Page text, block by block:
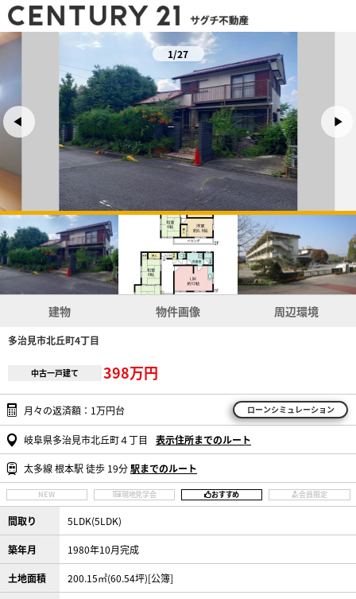
1/27
建物 物件画像 周辺環境
多治見市北丘町4丁目
中古一戸建て 398万円
月々の返済額：1万円台 ローンシミュレーション
岐阜県多治見市北丘町４丁目 表示住所までのルート
太多線 根本駅 徒歩 19分駅までのルート
NEW 現地見学会 おすすめ 会員限定
間取り 5LDK(5LDK)
築年月 1980年10月完成
土地面積 200.15㎡(60.54坪)[公簿]